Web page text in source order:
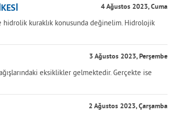
4 Ağustos 2023, Cuma
hidrolik kuraklık konusunda değinelim. Hidrolojik
3 Ağustos 2023, Perşembe
eksiklikler gelmektedir. Gerçekte ise
2 Ağustos 2023, Çarşamba